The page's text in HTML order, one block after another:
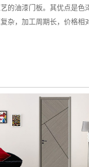
的油漆门板。其优点是
杂，加工周期长，价格相